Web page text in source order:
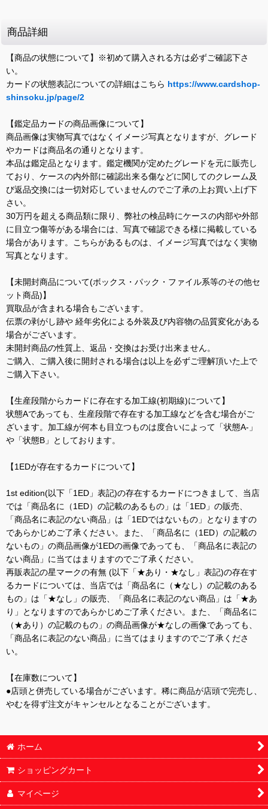
商品詳細
【商品の状態について】※初めて購入される方は必ずご確認下さ
い。
カードの状態表記についての詳細はこちら https://www.cardshop-
shinsoku.jp/page/2
【鑑定品カードの商品画像について】
商品画像は実物写真ではなくイメージ写真となりますが、グレード
やカードは商品名の通りとなります。
本品は鑑定品となります。鑑定機関が定めたグレードを元に販売し
ており、ケースの内外部に確認出来る傷などに関してのクレーム及
び返品交換には一切対応していませんのでご了承の上お買い上げ下
さい。
30万円を超える商品類に限り、弊社の検品時にケースの内部や外部
に目立つ傷等がある場合には、写真で確認できる様に掲載している
場合があります。こちらがあるものは、イメージ写真ではなく実物
写真となります。
【未開封商品について(ボックス・パック・ファイル系等のその他セ
ット商品)】
買取品が含まれる場合もございます。
伝票の剥がし跡や 経年劣化による外装及び内容物の品質変化がある
場合がございます。
未開封商品の性質上、返品・交換はお受け出来ません。
ご購入、ご購入後に開封される場合は以上を必ずご理解頂いた上で
ご購入下さい。
【生産段階からカードに存在する加工線(初期線)について】
状態Aであっても、生産段階で存在する加工線などを含む場合がご
ざいます。加工線が何本も目立つものは度合いによって「状態A-」
や「状態B」としております。
【1EDが存在するカードについて】
1st edition(以下「1ED」表記)の存在するカードにつきまして、当店
では「商品名に（1ED）の記載のあるもの」は「1ED」の販売、
「商品名に表記のない商品」は「1EDではないもの」となりますの
であらかじめご了承ください。また、「商品名に（1ED）の記載の
ないもの」の商品画像が1EDの画像であっても、「商品名に表記の
ない商品」に当てはまりますのでご了承ください。
再販表記の星マークの有無 (以下「★あり・★なし」表記)の存在す
るカードについては、当店では「商品名に（★なし）の記載のある
もの」は「★なし」の販売、「商品名に表記のない商品」は「★あ
り」となりますのであらかじめご了承ください。また、「商品名に
（★あり）の記載のもの」の商品画像が★なしの画像であっても、
「商品名に表記のない商品」に当てはまりますのでご了承くださ
い。
【在庫数について】
●店頭と併売している場合がございます。稀に商品が店頭で完売し、
やむを得ず注文がキャンセルとなることがございます。
ホーム
ショッピングカート
マイページ